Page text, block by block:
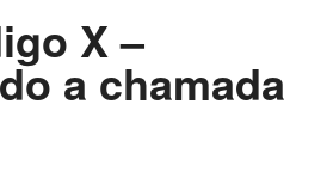
X –
a chamada